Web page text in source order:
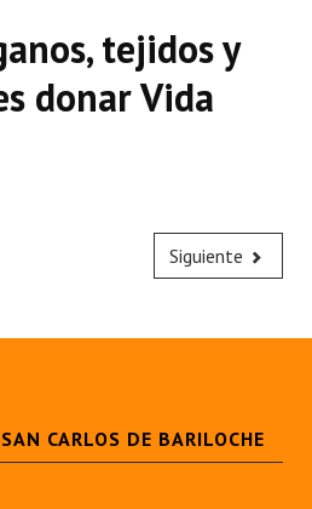
tejidos y
donar Vida
Siguiente
CARLOS DE BARILOCHE